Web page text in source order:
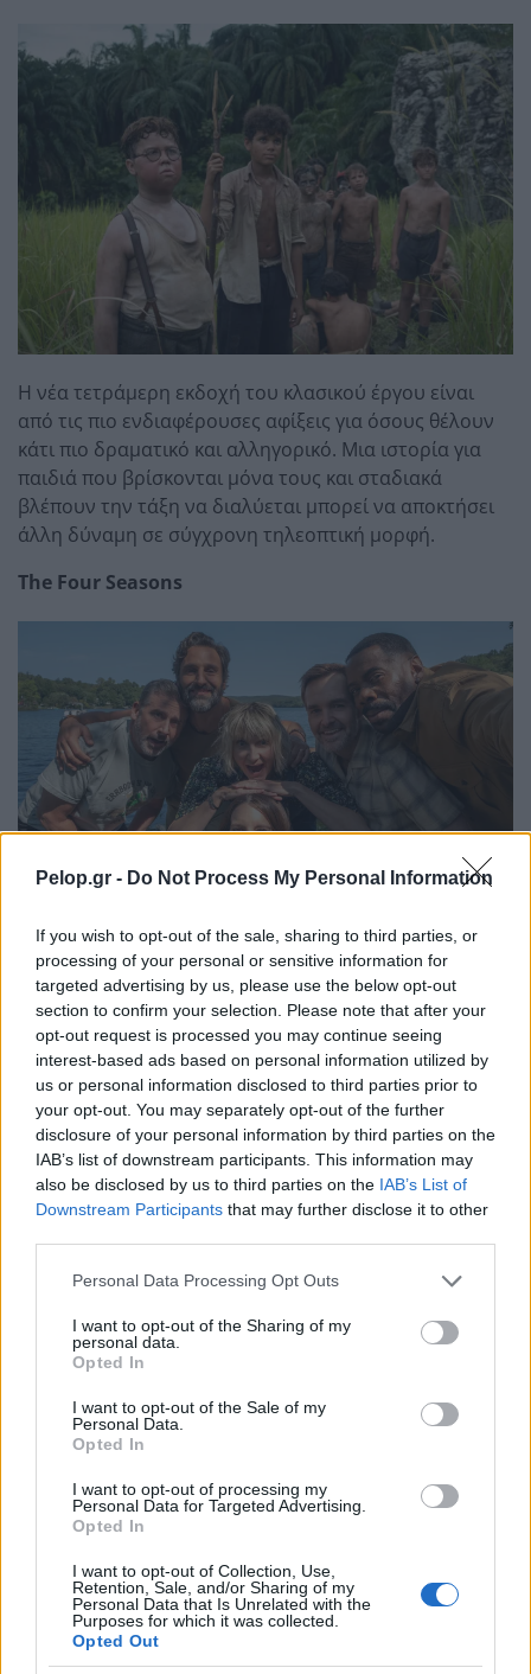
Pelop.gr - Do Not Process My Personal Information
If you wish to opt-out of the sale, sharing to third parties, or
processing of your personal or sensitive information for
targeted advertising by us, please use the below opt-out
section to confirm your selection. Please note that after your
opt-out request is processed you may continue seeing
interest-based ads based on personal information utilized by
us or personal information disclosed to third parties prior to
your opt-out. You may separately opt-out of the further
disclosure of your personal information by third parties on the
IAB’s list of downstream participants. This information may
also be disclosed by us to third parties on the IAB’s List of
Downstream Participants that may further disclose it to other
Please note that this website/app uses one or more Google
not limited to your visit or usage behaviour. You may click to
grant or deny consent to Google and its third-party tags to
use your data for below specified purposes in below Google
consent section.
Personal Data Processing Opt Outs
I want to opt-out of the Sharing of my
personal data.
Opted In
I want to opt-out of the Sale of my
Personal Data.
Opted In
I want to opt-out of processing my
Personal Data for Targeted Advertising.
Opted In
I want to opt-out of Collection, Use,
Retention, Sale, and/or Sharing of my
Personal Data that Is Unrelated with the
Purposes for which it was collected.
Opted Out
Η νέα τετράμερη εκδοχή του κλασικού έργου είναι
από τις πιο ενδιαφέρουσες αφίξεις για όσους θέλουν
κάτι πιο δραματικό και αλληγορικό. Μια ιστορία για
παιδιά που βρίσκονται μόνα τους και σταδιακά
βλέπουν την τάξη να διαλύεται μπορεί να αποκτήσει
άλλη δύναμη σε σύγχρονη τηλεοπτική μορφή.
The Four Seasons
Νέα σεζόν για μια σειρά που ταιριάζει σε όσους
προτιμούν πιο ήρεμη, ανθρώπινη τηλεόραση, με
σχέσεις, καθημερινές εντάσεις και πιο γλυκόπικρο
τόνο. Από τις επιστροφές που αναφέρει το Netflix για
τον Ιούνιο.
Worst Ex Ever
Για τους φίλους των docuseries με προσωπικές
ιστορίες που ξεκινούν από σχέσεις και καταλήγουν σε
σκοτεινά μονοπάτια. Η νέα σεζόν είναι μέσα στις
επιστροφές του μήνα και απευθύνεται στο κοινό που
βλέπει true crime, αλλά θέλει πιο προσωπικό, σχεδόν
εξομολογητικό υλικό.
Για ντοκιμαντέρ και πραγματικές ιστορίες